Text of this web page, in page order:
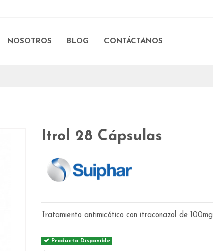
NOSOTROS BLOG
CONTÁCTANOS
Itrol 28 Cápsulas
Tratamiento antimicótico con itraconazol de 100mg
Producto Disponible